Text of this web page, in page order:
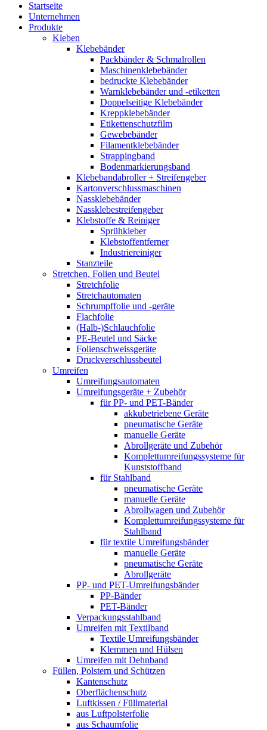
Startseite
Unternehmen
Produkte
Kleben
Klebebänder
Packbänder & Schmalrollen
Maschinenklebebänder
bedruckte Klebebänder
Warnklebebänder und -etiketten
Doppelseitige Klebebänder
Kreppklebebänder
Etikettenschutzfilm
Gewebebänder
Filamentklebebänder
Strappingband
Bodenmarkierungsband
Klebebandabroller + Streifengeber
Kartonverschlussmaschinen
Nassklebebänder
Nassklebestreifengeber
Klebstoffe & Reiniger
Sprühkleber
Klebstoffentferner
Industriereiniger
Stanzteile
Stretchen, Folien und Beutel
Stretchfolie
Stretchautomaten
Schrumpffolie und -geräte
Flachfolie
(Halb-)Schlauchfolie
PE-Beutel und Säcke
Folienschweissgeräte
Druckverschlussbeutel
Umreifen
Umreifungsautomaten
Umreifungsgeräte + Zubehör
für PP- und PET-Bänder
akkubetriebene Geräte
pneumatische Geräte
manuelle Geräte
Abrollgeräte und Zubehör
Komplettumreifungssysteme für
Kunststoffband
für Stahlband
pneumatische Geräte
manuelle Geräte
Abrollwagen und Zubehör
Komplettumreifungssysteme für
Stahlband
für textile Umreifungsbänder
manuelle Geräte
pneumatische Geräte
Abrollgeräte
PP- und PET-Umreifungsbänder
PP-Bänder
PET-Bänder
Verpackungsstahlband
Umreifen mit Textilband
Textile Umreifungsbänder
Klemmen und Hülsen
Umreifen mit Dehnband
Füllen, Polstern und Schützen
Kantenschutz
Oberflächenschutz
Luftkissen / Füllmaterial
aus Luftpolsterfolie
aus Schaumfolie